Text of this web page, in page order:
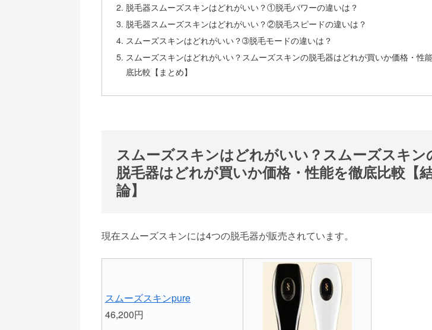
脱毛器スムーズスキンはどれがいい？①脱毛パワーの違いは？
脱毛器スムーズスキンはどれがいい？②脱毛スピードの違いは？
スムーズスキンはどれがいい？➂脱毛モードの違いは？
スムーズスキンはどれがいい？スムーズスキンの脱毛器はどれが買いか価格・性
底比較【まとめ】
スムーズスキンはどれがいい？スムーズスキン
脱毛器はどれが買いか価格・性能を徹底比較【
論】
現在スムーズスキンには4つの脱毛器が販売されています。
スムーズスキンpure
46,200円